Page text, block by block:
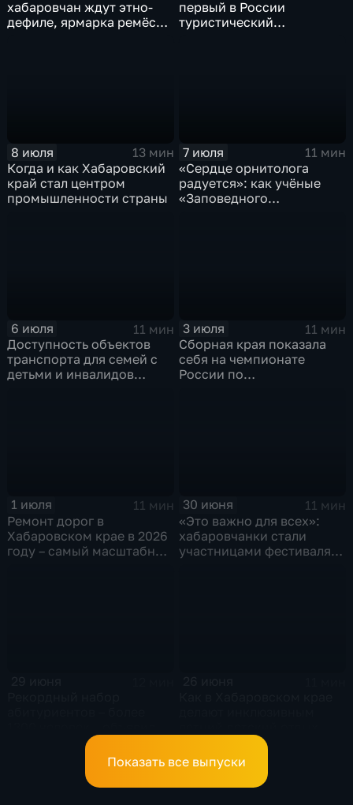
хабаровчан ждут этно-
дефиле, ярмарка ремёсел
первый в России
туристический
8 июля
13 мин
Когда и как Хабаровский
край стал центром
промышленности страны
7 июля
11 мин
«Сердце орнитолога
радуется»: как учёные
«Заповедного
6 июля
11 мин
Доступность объектов
транспорта для семей с
детьми и инвалидов
3 июля
11 мин
Сборная края показала
себя на чемпионате
России по
1 июля
11 мин
Ремонт дорог в
Хабаровском крае в 2026
году – самый масштабный
30 июня
11 мин
«Это важно для всех»:
хабаровчанки стали
участницами фестиваля
Хабаровском
Показать все выпуски